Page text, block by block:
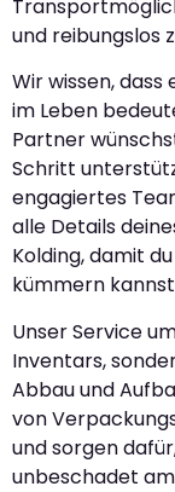
und reibungslos
Wir wissen,
im Leben
Partner
Schritt
engagiertes
alle Details
Kolding, damit
kümmern
Unser Service
Inventars,
Abbau und
von
und sorgen
unbeschadet